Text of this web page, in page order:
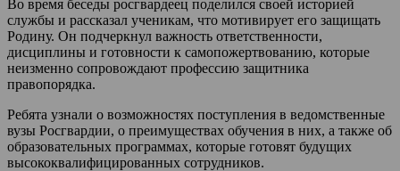
Во время беседы росгвардеец поделился своей историей
службы и рассказал ученикам, что мотивирует его защищать
Родину. Он подчеркнул важность ответственности,
дисциплины и готовности к самопожертвованию, которые
неизменно сопровождают профессию защитника
правопорядка.
Ребята узнали о возможностях поступления в ведомственные
вузы Росгвардии, о преимуществах обучения в них, а также об
образовательных программах, которые готовят будущих
высококвалифицированных сотрудников.